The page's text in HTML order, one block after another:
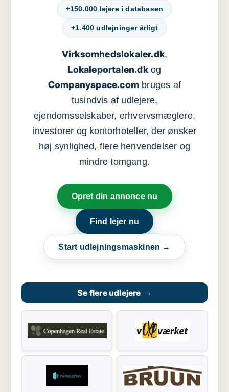
+150.000 lejere i databasen
+1.400 udlejninger årligt
Virksomhedslokaler.dk,
Lokaleportalen.dkog
Companyspace.com bruges af
tusindvis af udlejere,
ejendomsselskaber, erhvervsmæglere,
investorer og kontorhoteller, der ønsker
høj synlighed, flere henvendelser og
mindre tomgang.
Opret din annonce nu
Find lejer nu
Start udlejningsmaskinen →
Se flere udlejere →